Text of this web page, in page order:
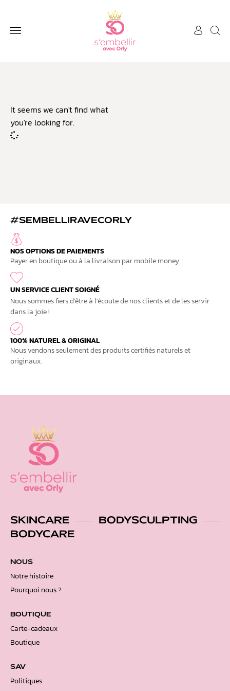
It seems we can't find what
you're looking for.
#SEMBELLIRAVECORLY
NOS OPTIONS DE PAIEMENTS
Payer en boutique ou à la livraison par mobile money
UN SERVICE CLIENT SOIGNÉ
Nous sommes fiers d'être à l'écoute de nos clients et de les servir
dans la joie !
100% NATUREL & ORIGINAL
Nous vendons seulement des produits certifiés naturels et
originaux.
SKINCARE
BODYSCULPTING
BODYCARE
NOUS
Notre histoire
Pourquoi nous ?
BOUTIQUE
Carte-cadeaux
Boutique
SAV
Politiques